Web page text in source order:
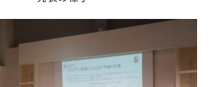
講義映像
活動レポート
受講生の声